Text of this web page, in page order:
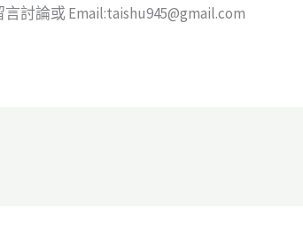
討論或 Email:taishu945@gmail.com